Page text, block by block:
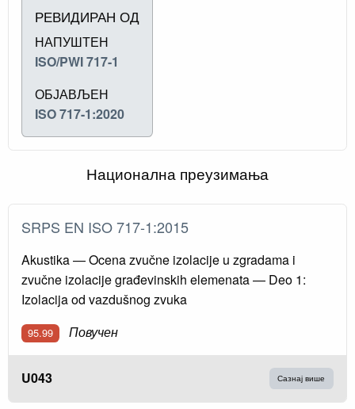
РЕВИДИРАН ОД
НАПУШТЕН
ISO/PWI 717-1
ОБЈАВЉЕН
ISO 717-1:2020
Национална преузимања
SRPS EN ISO 717-1:2015
Akustika — Ocena zvučne izolacije u zgradama i
zvučne izolacije građevinskih elemenata — Deo 1:
Izolacija od vazdušnog zvuka
95.99 Повучен
U043 Сазнај више